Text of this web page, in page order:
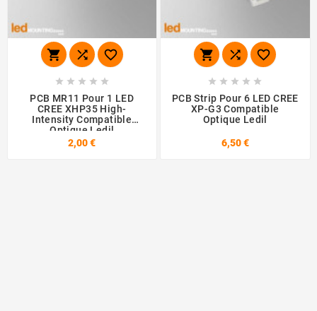
  
    
PCB MR11 Pour 1 LED
CREE XHP35 High-
Intensity Compatible
Optique Ledil
2,00 €
  
    
PCB Strip Pour 6 LED CREE
XP-G3 Compatible
Optique Ledil
6,50 €